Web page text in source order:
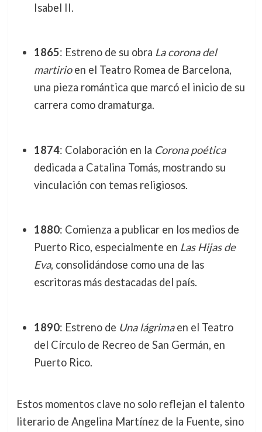
Isabel II.
1865: Estreno de su obra La corona del
martirioen el Teatro Romea de Barcelona,
una pieza romántica que marcó el inicio de su
carrera como dramaturga.
1874: Colaboración en la Corona poética
dedicada a Catalina Tomás, mostrando su
vinculación con temas religiosos.
1880: Comienza a publicar en los medios de
Puerto Rico, especialmente en Las Hijas de
Eva, consolidándose como una de las
escritoras más destacadas del país.
1890: Estreno de Una lágrimaen el Teatro
del Círculo de Recreo de San Germán, en
Puerto Rico.
Estos momentos clave no solo reflejan el talento
literario de Angelina Martínez de la Fuente, sino